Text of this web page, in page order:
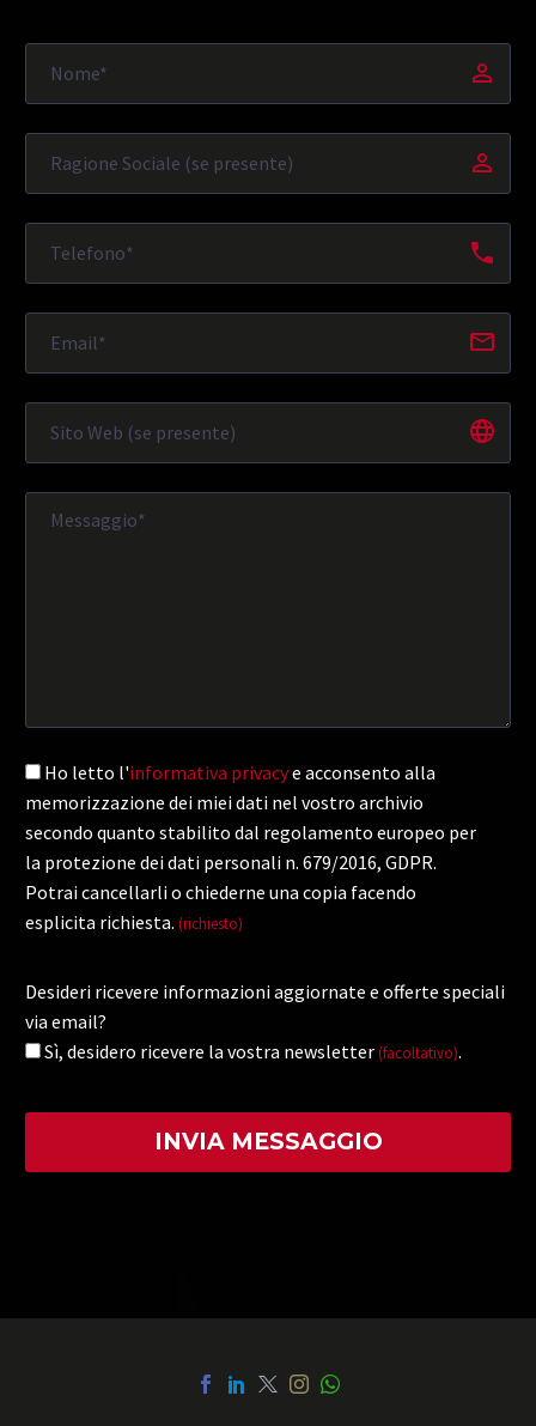
Ho letto l'informativa privacye acconsento alla
memorizzazione dei miei dati nel vostro archivio
secondo quanto stabilito dal regolamento europeo per
la protezione dei dati personali n. 679/2016, GDPR.
Potrai cancellarli o chiederne una copia facendo
esplicita richiesta. (richiesto)
Desideri ricevere informazioni aggiornate e offerte speciali
via email?
Sì, desidero ricevere la vostra newsletter (facoltativo).